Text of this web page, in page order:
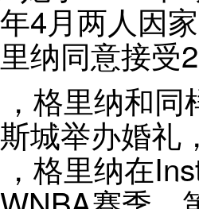
4月两人因
纳同意接受
里纳和同
城举办婚礼
格里纳在